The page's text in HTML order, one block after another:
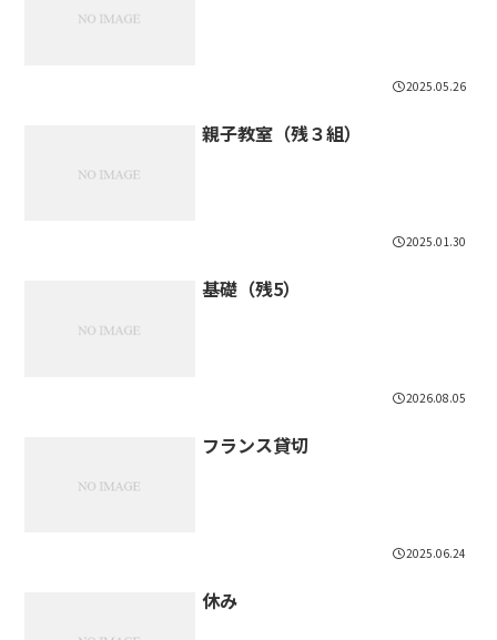
2025.05.26
親子教室（残３組）
2025.01.30
基礎（残5）
2026.08.05
フランス貸切
2025.06.24
休み